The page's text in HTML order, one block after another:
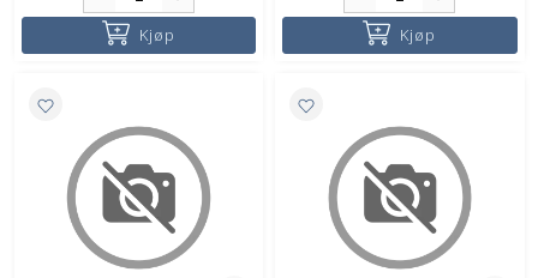
Kjøp Kjøp